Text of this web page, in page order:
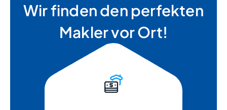
Wir finden den perfekten
Makler vor Ort!